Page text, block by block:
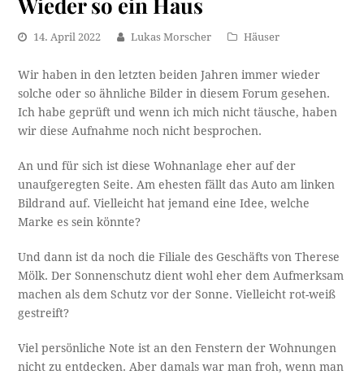
14. April 2022 Lukas Morscher Häuser
Wir haben in den letzten beiden Jahren immer wieder
solche oder so ähnliche Bilder in diesem Forum gesehen.
Ich habe geprüft und wenn ich mich nicht täusche, haben
wir diese Aufnahme noch nicht besprochen.
An und für sich ist diese Wohnanlage eher auf der
unaufgeregten Seite. Am ehesten fällt das Auto am linken
Bildrand auf. Vielleicht hat jemand eine Idee, welche
Marke es sein könnte?
Und dann ist da noch die Filiale des Geschäfts von Therese
Mölk. Der Sonnenschutz dient wohl eher dem Aufmerksam
machen als dem Schutz vor der Sonne. Vielleicht rot-weiß
gestreift?
Viel persönliche Note ist an den Fenstern der Wohnungen
nicht zu entdecken. Aber damals war man froh, wenn man